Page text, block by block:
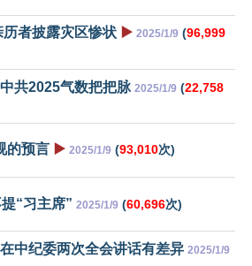
者披露灾区惨状 ▶️ 2025/1/9 (96,999
共2025气数把把脉 2025/1/9 (22,758
的预言 ▶️ 2025/1/9 (93,010次)
“习主席” 2025/1/9 (60,696次)
中纪委两次全会讲话有差异 2025/1/9